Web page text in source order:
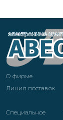
О фирме
Линия поставок
Специальное